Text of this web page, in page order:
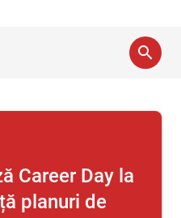
search
Career Day la
planuri de